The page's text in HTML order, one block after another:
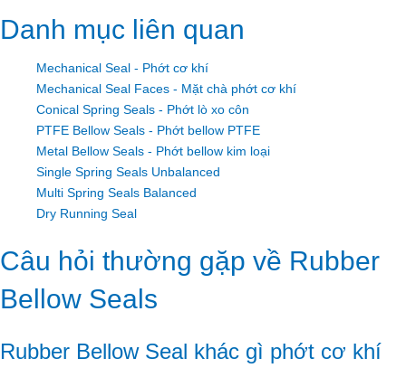
Danh mục liên quan
Mechanical Seal - Phớt cơ khí
Mechanical Seal Faces - Mặt chà phớt cơ khí
Conical Spring Seals - Phớt lò xo côn
PTFE Bellow Seals - Phớt bellow PTFE
Metal Bellow Seals - Phớt bellow kim loại
Single Spring Seals Unbalanced
Multi Spring Seals Balanced
Dry Running Seal
Câu hỏi thường gặp về Rubber
Bellow Seals
Rubber Bellow Seal khác gì phớt cơ khí